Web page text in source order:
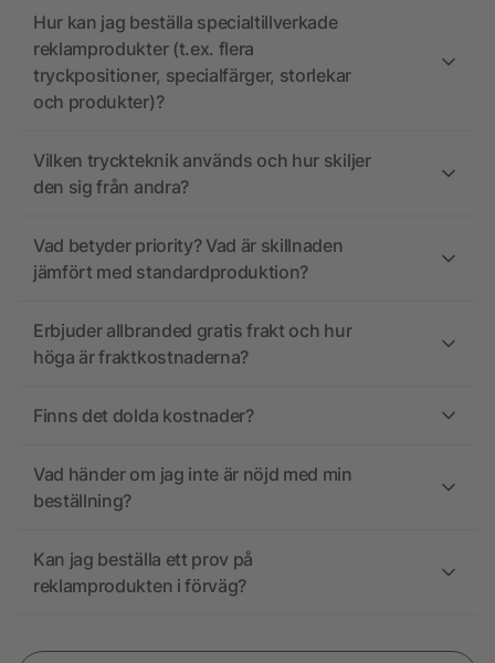
Hur kan jag beställa specialtillverkade
reklamprodukter (t.ex. flera
tryckpositioner, specialfärger, storlekar
och produkter)?
Vilken tryckteknik används och hur skiljer
den sig från andra?
Vad betyder priority? Vad är skillnaden
jämfört med standardproduktion?
Erbjuder allbranded gratis frakt och hur
höga är fraktkostnaderna?
Finns det dolda kostnader?
Vad händer om jag inte är nöjd med min
beställning?
Kan jag beställa ett prov på
reklamprodukten i förväg?